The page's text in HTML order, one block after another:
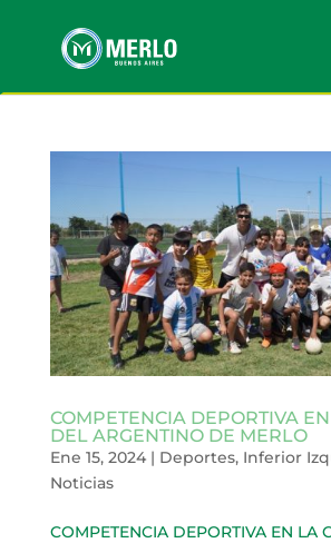
COMPETENCIA DEPORTIVA
DEL ARGENTINO DE MERLO
Ene 15, 2024| Deportes, Inferior
Noticias
COMPETENCIA DEPORTIVA EN LA